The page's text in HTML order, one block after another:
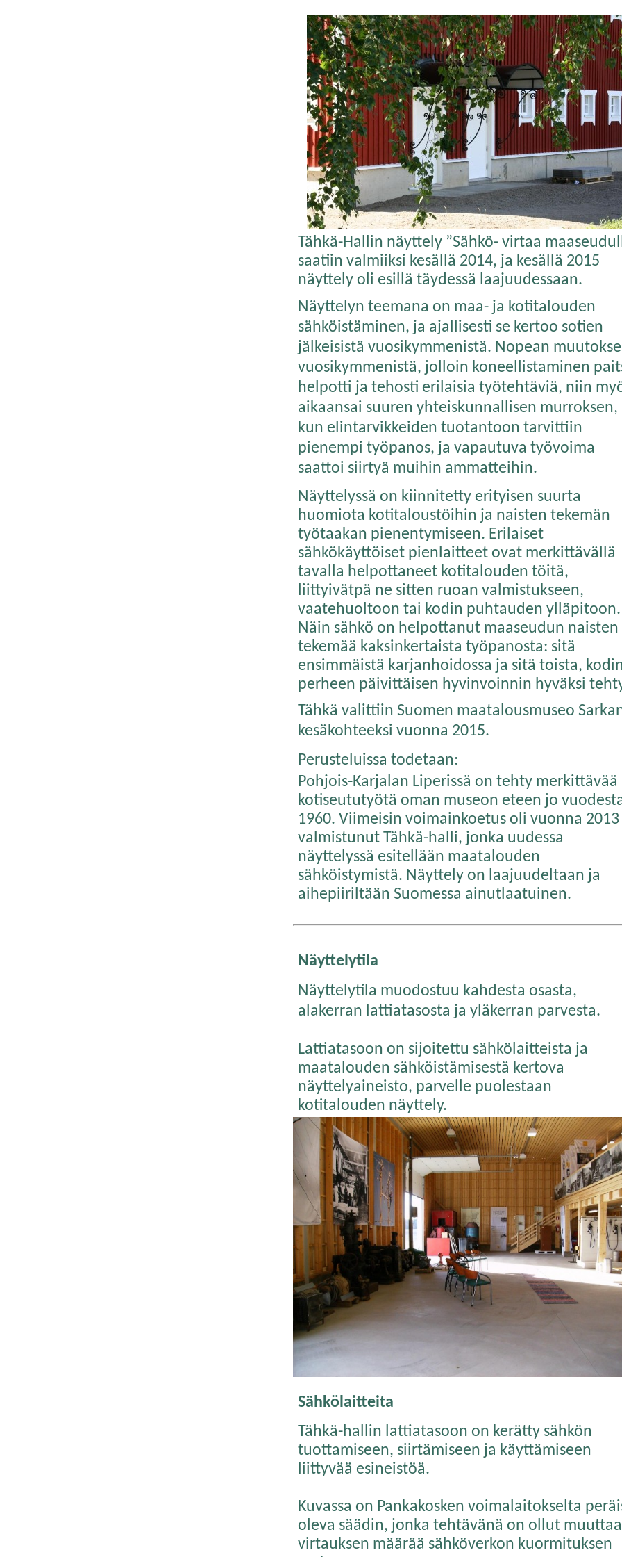
Tähkä-Hallin näyttely ”Sähkö- virtaa
saatiin valmiiksi kesällä 2014, ja kesällä 2015
näyttely oli esillä täydessä laajuudessaan.
Näyttelyn teemana on maa- ja kotitalouden
sähköistäminen, ja ajallisesti se kertoo sotien
jälkeisistä vuosikymmenistä. Nopean
vuosikymmenistä, jolloin koneellistaminen
helpotti ja tehosti erilaisia työtehtäviä, niin
aikaansai suuren yhteiskunnallisen murroksen,
kun elintarvikkeiden tuotantoon tarvittiin
pienempi työpanos, ja vapautuva työvoima
saattoi siirtyä muihin ammatteihin.
Näyttelyssä on kiinnitetty erityisen suurta
huomiota kotitaloustöihin ja naisten tekemän
työtaakan pienentymiseen. Erilaiset
sähkökäyttöiset pienlaitteet ovat merkittävällä
tavalla helpottaneet kotitalouden töitä,
liittyivätpä ne sitten ruoan valmistukseen,
vaatehuoltoon tai kodin puhtauden ylläpitoon.
Näin sähkö on helpottanut maaseudun naisten
tekemää kaksinkertaista työpanosta: sitä
ensimmäistä karjanhoidossa ja sitä toista,
perheen päivittäisen hyvinvoinnin hyväksi
Tähkä valittiin Suomen maatalousmuseo
kesäkohteeksi vuonna 2015.
Perusteluissa todetaan:
Pohjois-Karjalan Liperissä on tehty merkittävää
kotiseututyötä oman museon eteen jo
1960. Viimeisin voimainkoetus oli vuonna 2013
valmistunut Tähkä-halli, jonka uudessa
näyttelyssä esitellään maatalouden
sähköistymistä. Näyttely on laajuudeltaan ja
aihepiiriltään Suomessa ainutlaatuinen.
Näyttelytila
Näyttelytila muodostuu kahdesta osasta,
alakerran lattiatasosta ja yläkerran parvesta.
Lattiatasoon on sijoitettu sähkölaitteista ja
maatalouden sähköistämisestä kertova
näyttelyaineisto, parvelle puolestaan
kotitalouden näyttely.
Sähkölaitteita
Tähkä-hallin lattiatasoon on kerätty sähkön
tuottamiseen, siirtämiseen ja käyttämiseen
liittyvää esineistöä.
Kuvassa on Pankakosken voimalaitokselta
oleva säädin, jonka tehtävänä on ollut muuttaa
virtauksen määrää sähköverkon kuormituksen